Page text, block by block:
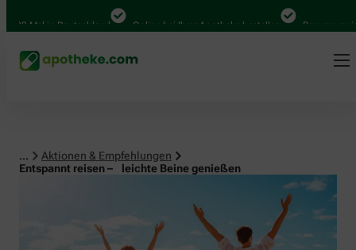
in Deutschland Online bei Ihrer Apotheke bestellen Bequem
...
Aktionen & Empfehlungen
Entspannt reisen – leichte Beine genießen